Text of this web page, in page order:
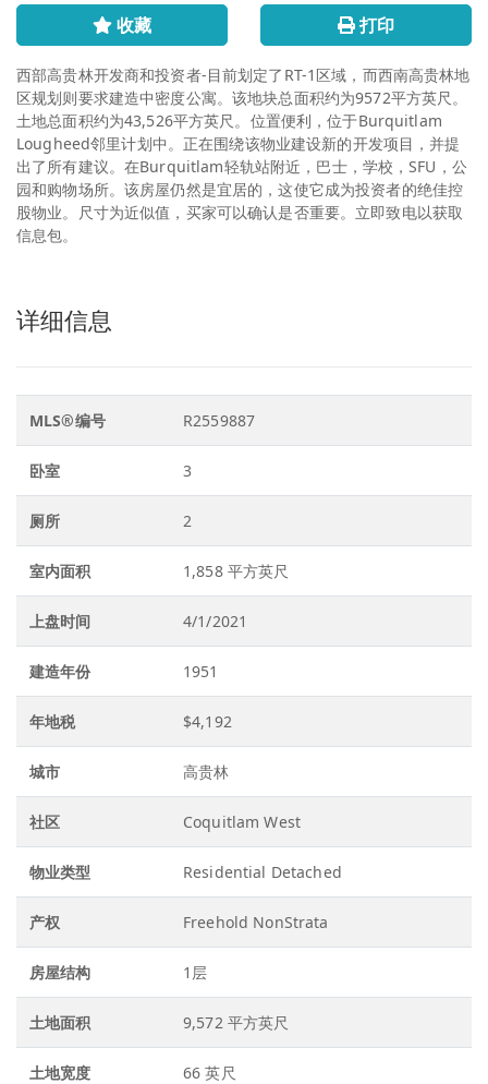
收藏 打印
西部高贵林开发商和投资者-目前划定了RT-1区域，而西南高贵林地
区规划则要求建造中密度公寓。该地块总面积约为9572平方英尺。
土地总面积约为43,526平方英尺。位置便利，位于Burquitlam
Lougheed邻里计划中。正在围绕该物业建设新的开发项目，并提
出了所有建议。在Burquitlam轻轨站附近，巴士，学校，SFU，公
园和购物场所。该房屋仍然是宜居的，这使它成为投资者的绝佳控
股物业。尺寸为近似值，买家可以确认是否重要。立即致电以获取
信息包。
详细信息
MLS®编号 R2559887
卧室 3
厕所 2
室内面积 1,858 平方英尺
上盘时间 4/1/2021
建造年份 1951
年地税 $4,192
城市 高贵林
社区 Coquitlam West
物业类型 Residential Detached
产权 Freehold NonStrata
房屋结构 1层
土地面积 9,572 平方英尺
土地宽度 66 英尺